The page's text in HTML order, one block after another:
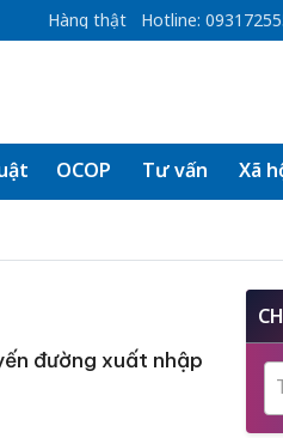
Hàng thật Hotline:
OCOP Tư vấn Xã
đường xuất nhập